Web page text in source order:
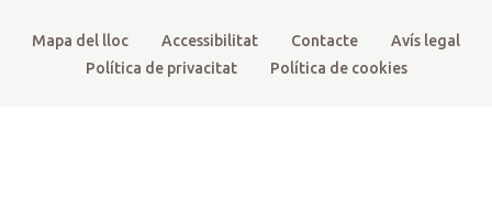
Mapa del lloc Accessibilitat Contacte
Avís legal
Política de privacitat
Política de cookies